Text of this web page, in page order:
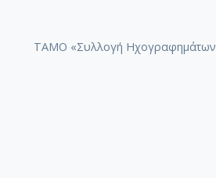
ΤΑΜΟ «Συλλογή Ηχογραφημάτων